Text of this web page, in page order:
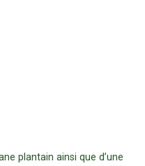
plantain ainsi que d’une